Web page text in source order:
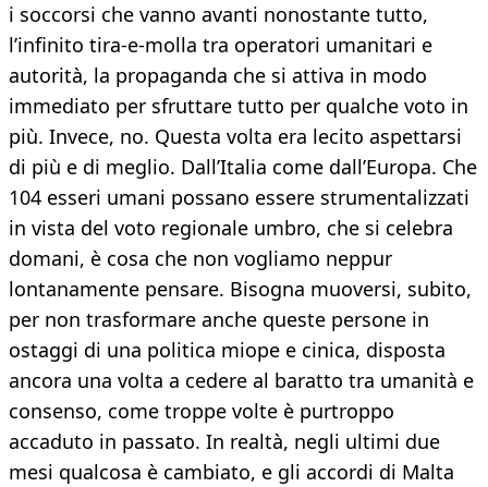
i soccorsi che vanno avanti nonostante tutto,
l’infinito tira-e-molla tra operatori umanitari e
autorità, la propaganda che si attiva in modo
immediato per sfruttare tutto per qualche voto in
più. Invece, no. Questa volta era lecito aspettarsi
di più e di meglio. Dall’Italia come dall’Europa. Che
104 esseri umani possano essere strumentalizzati
in vista del voto regionale umbro, che si celebra
domani, è cosa che non vogliamo neppur
lontanamente pensare. Bisogna muoversi, subito,
per non trasformare anche queste persone in
ostaggi di una politica miope e cinica, disposta
ancora una volta a cedere al baratto tra umanità e
consenso, come troppe volte è purtroppo
accaduto in passato. In realtà, negli ultimi due
mesi qualcosa è cambiato, e gli accordi di Malta